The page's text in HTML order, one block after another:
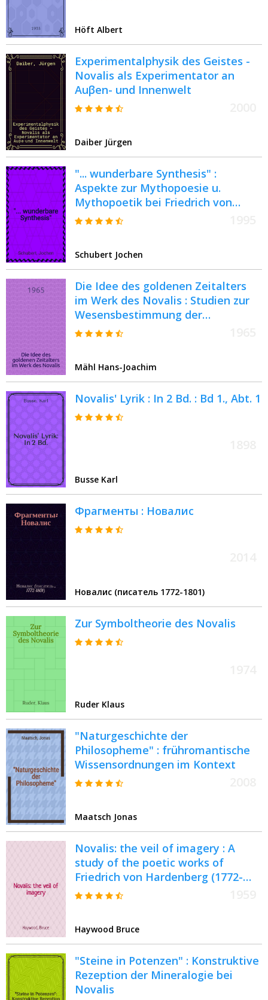
Höft Albert
Experimentalphysik des Geistes -
Novalis als Experimentator an
Auβen- und Innenwelt
Daiber Jürgen
"... wunderbare Synthesis" :
Aspekte zur Mythopoesie u.
Mythopoetik bei Friedrich von
Hardenberg (Novalis) : Inaug.-Diss
Schubert Jochen
Die Idee des goldenen Zeitalters
im Werk des Novalis : Studien zur
Wesensbestimmung der
frühromantischen Utopie und zu
Mähl Hans-Joachim
Novalis' Lyrik : In 2 Bd. : Bd 1., Abt. 1
Busse Karl
Фрагменты : Новалис
Новалис (писатель 1772-1801)
Zur Symboltheorie des Novalis
Ruder Klaus
"Naturgeschichte der
Philosopheme" : frühromantische
Wissensordnungen im Kontext
Maatsch Jonas
Novalis: the veil of imagery : A
study of the poetic works of
Friedrich von Hardenberg (1772-
1801)
Haywood Bruce
"Steine in Potenzen" : Konstruktive
Rezeption der Mineralogie bei
Novalis